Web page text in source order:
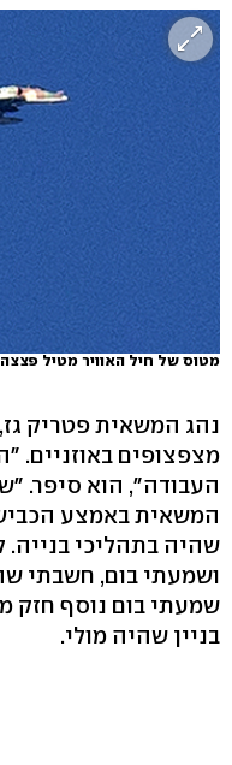
מטוס של חיל האוויר מטיל
נהג המשאית פטריק
מצפצופים באוזניים.
העבודה", הוא סיפר.
המשאית באמצע
ושמעתי בום, חשבתי
שמעתי בום נוסף חזק
בניין שהיה מולי.